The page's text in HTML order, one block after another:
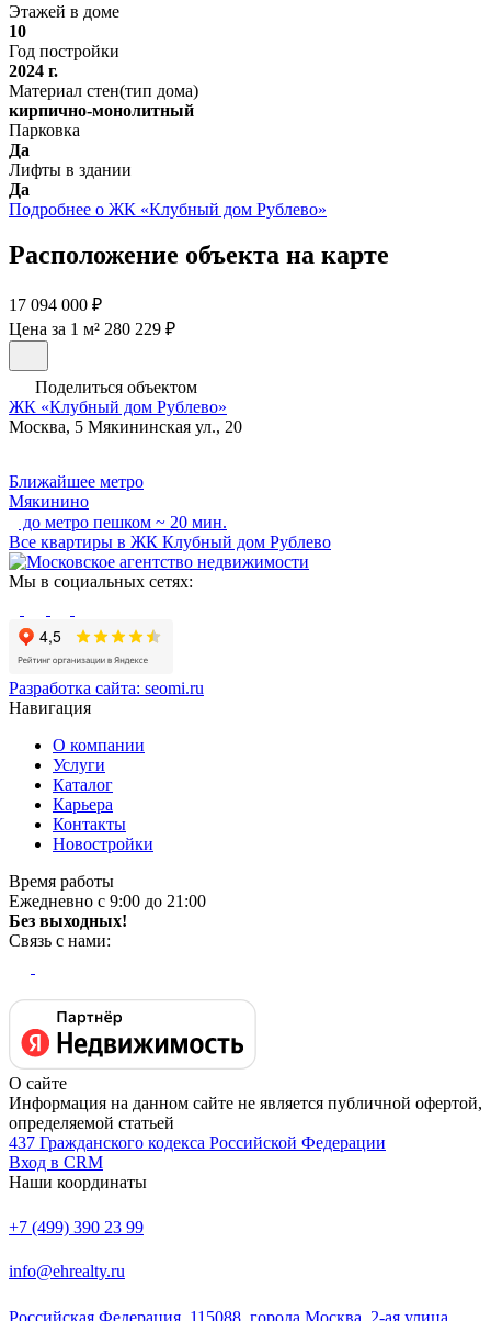
Этажей в доме
10
Год постройки
2024 г.
Материал стен(тип дома)
кирпично-монолитный
Парковка
Да
Лифты в здании
Да
Подробнее о ЖК «Клубный дом Рублево»
Расположение объекта на карте
17 094 000 ₽
Цена за 1 м² 280 229 ₽
Поделиться объектом
ЖК «Клубный дом Рублево»
Москва, 5 Мякининская ул., 20
Ближайшее метро
Мякинино
до метро пешком ~ 20 мин.
Все квартиры в ЖК Клубный дом Рублево
Мы в социальных сетях:
Разработка сайта: seomi.ru
Навигация
О компании
Услуги
Каталог
Карьера
Контакты
Новостройки
Время работы
Ежедневно с 9:00 до 21:00
Без выходных!
Связь с нами:
О сайте
Информация на данном сайте не является публичной офертой,
определяемой статьей
437 Гражданского кодекса Российской Федерации
Вход в CRM
Наши координаты
+7 (499) 390 23 99
info@ehrealty.ru